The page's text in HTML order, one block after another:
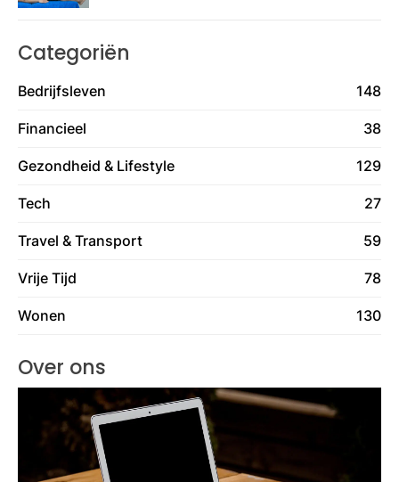
Categoriën
Bedrijfsleven 148
Financieel 38
Gezondheid & Lifestyle 129
Tech 27
Travel & Transport 59
Vrije Tijd 78
Wonen 130
Over ons